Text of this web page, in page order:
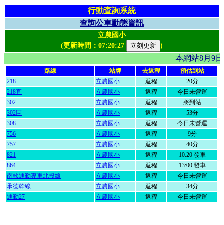
行動查詢系統
查詢公車動態資訊
立農國小
(更新時間： 07:20:27 )
本網站8月9
路線 站牌 去返程
預估到站
218
立農國小 返程
20分
218直
立農國小 返程
今日未營運
302
立農國小 返程
將到站
302區
立農國小 返程
53分
308
立農國小 返程
今日未營運
756
立農國小 返程
9分
757
立農國小 返程
40分
821
立農國小 返程
10:20 發車
864
立農國小 返程
13:00 發車
南軟通勤專車北投線
立農國小 返程
今日未營運
承德幹線
立農國小 返程
34分
通勤27
立農國小 返程 今日未營運